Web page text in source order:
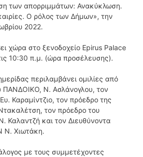
των απορριμμάτων: Ανακύκλωση.
Ο ρόλος των Δήμων», την
2022.
χώρα στο ξενοδοχείο Epirus Palace
10:30 π.μ. (ώρα προσέλευσης).
περιλαμβάνει ομιλίες από
ΠΑΝΔΟΙΚΟ, Ν. Ασλάνογλου, τον
Καραμίντζιο, τον πρόεδρο της
τον πρόεδρο του
Καλαντζή και τον Διευθύνοντα
Ν. Χιωτάκη.
με τους συμμετέχοντες